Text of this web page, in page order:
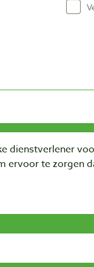
dienstverlener
ervoor te zorgen